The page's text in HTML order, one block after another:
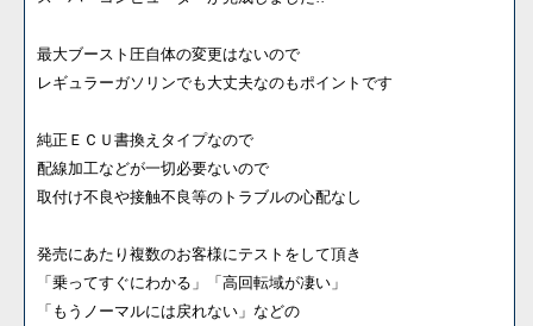
最大ブースト圧自体の変更はないので
レギュラーガソリンでも大丈夫なのもポイントです
純正ＥＣＵ書換えタイプなので
配線加工などが一切必要ないので
取付け不良や接触不良等のトラブルの心配なし
発売にあたり複数のお客様にテストをして頂き
「乗ってすぐにわかる」「高回転域が凄い」
「もうノーマルには戻れない」などの